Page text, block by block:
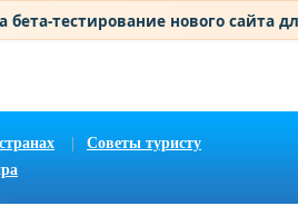
бета-тестирование нового сайта
Советы туристу